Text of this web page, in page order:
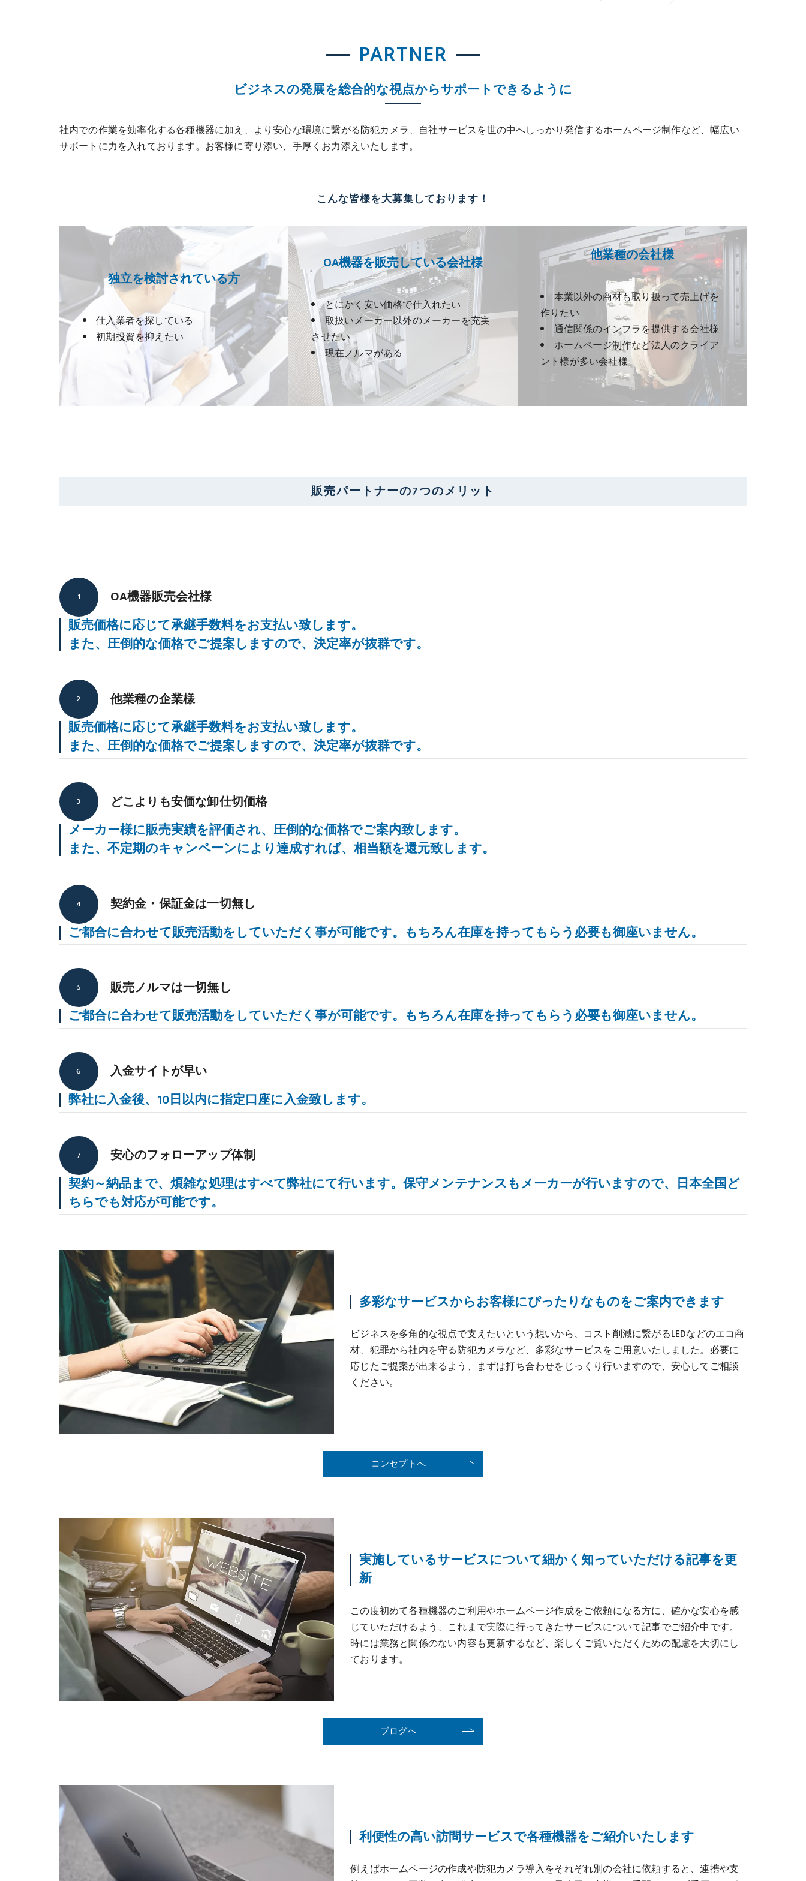
PARTNER
ビジネスの発展を総合的な視点からサポートできるように
社内での作業を効率化する各種機器に加え、より安心な環境に繋がる防犯カメラ、自社サービスを世の中へしっかり発信するホームページ制作など、幅広い
サポートに力を入れております。お客様に寄り添い、手厚くお力添えいたします。
こんな皆様を大募集しております！
独立を検討されている方
仕入業者を探している
初期投資を抑えたい
OA機器を販売している会社様
とにかく安い価格で仕入れたい
取扱いメーカー以外のメーカーを充実
させたい
現在ノルマがある
他業種の会社様
本業以外の商材も取り扱って売上げを
作りたい
通信関係のインフラを提供する会社様
ホームページ制作など法人のクライア
ント様が多い会社様
販売パートナーの7つのメリット
OA機器販売会社様
1
販売価格に応じて承継手数料をお支払い致します。
また、圧倒的な価格でご提案しますので、決定率が抜群です。
他業種の企業様
2
販売価格に応じて承継手数料をお支払い致します。
また、圧倒的な価格でご提案しますので、決定率が抜群です。
どこよりも安価な卸仕切価格
3
メーカー様に販売実績を評価され、圧倒的な価格でご案内致します。
また、不定期のキャンペーンにより達成すれば、相当額を還元致します。
契約金・保証金は一切無し
4
ご都合に合わせて販売活動をしていただく事が可能です。もちろん在庫を持ってもらう必要も御座いません。
販売ノルマは一切無し
5
ご都合に合わせて販売活動をしていただく事が可能です。もちろん在庫を持ってもらう必要も御座いません。
入金サイトが早い
6
弊社に入金後、10日以内に指定口座に入金致します。
安心のフォローアップ体制
7
契約～納品まで、煩雑な処理はすべて弊社にて行います。保守メンテナンスもメーカーが行いますので、日本全国ど
ちらでも対応が可能です。
多彩なサービスからお客様にぴったりなものをご案内できます
ビジネスを多角的な視点で支えたいという想いから、コスト削減に繋がるLEDなどのエコ商
材、犯罪から社内を守る防犯カメラなど、多彩なサービスをご用意いたしました。必要に
応じたご提案が出来るよう、まずは打ち合わせをじっくり行いますので、安心してご相談
ください。
コンセプトへ
実施しているサービスについて細かく知っていただける記事を更
新
この度初めて各種機器のご利用やホームページ作成をご依頼になる方に、確かな安心を感
じていただけるよう、これまで実際に行ってきたサービスについて記事でご紹介中です。
時には業務と関係のない内容も更新するなど、楽しくご覧いただくための配慮を大切にし
ております。
ブログへ
利便性の高い訪問サービスで各種機器をご紹介いたします
例えばホームページの作成や防犯カメラ導入をそれぞれ別の会社に依頼すると、連携や支